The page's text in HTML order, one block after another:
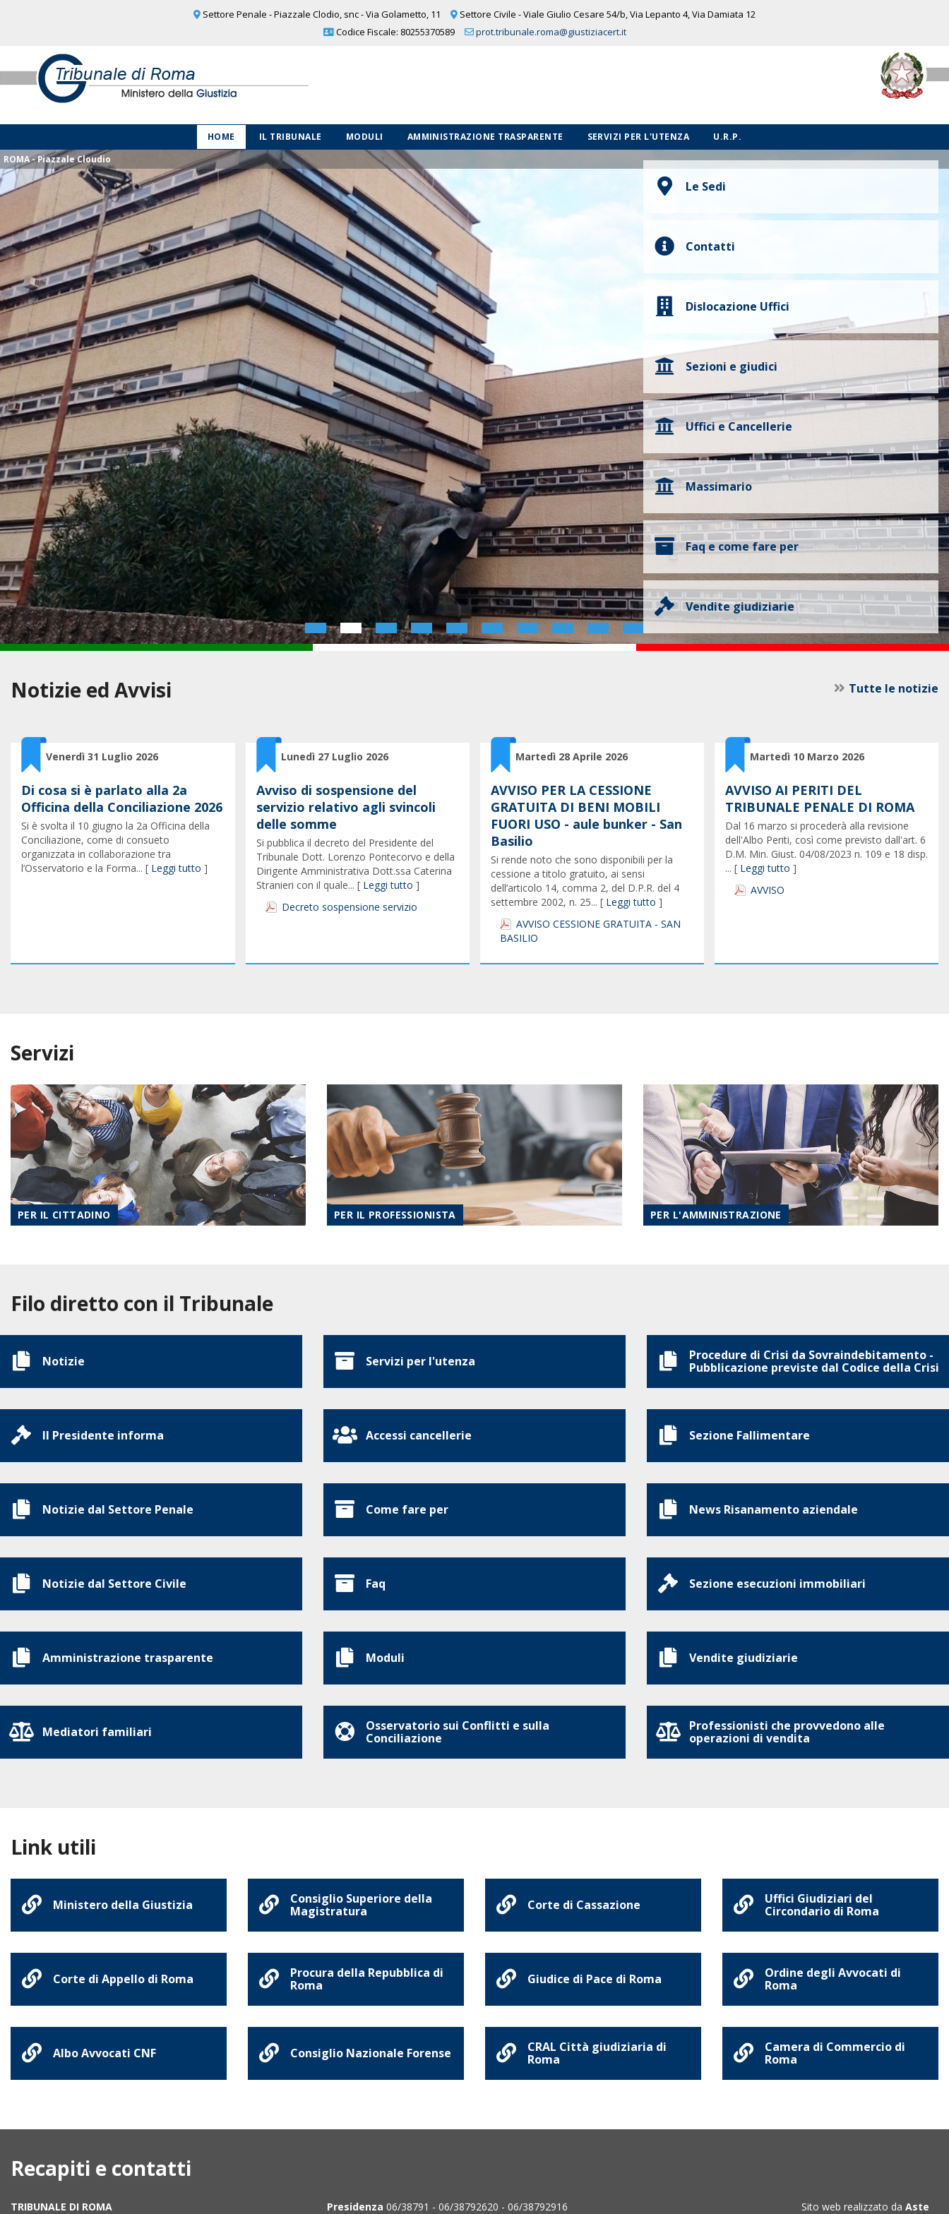
Settore Penale - Piazzale Clodio, snc - Via Golametto, 11
Settore Civile - Viale Giulio Cesare 54/b, Via Lepanto 4, Via Damiata 12
Codice Fiscale: 80255370589
prot.tribunale.roma@giustiziacert.it
HOME IL TRIBUNALE MODULI AMMINISTRAZIONE TRASPARENTE SERVIZI PER L'UTENZA U.R.P.
ROMA - Piazzale Cloudio
Le Sedi
Contatti
Dislocazione Uffici
Sezioni e giudici
Uffici e Cancellerie
Massimario
Faq e come fare per
Vendite giudiziarie
Notizie ed Avvisi Tutte le notizie
Venerdì 31 Luglio 2026
Di cosa si è parlato alla 2a
Officina della Conciliazione 2026
Si è svolta il 10 giugno la 2a Officina della
Conciliazione, come di consueto
organizzata in collaborazione tra
l’Osservatorio e la Forma... [ Leggi tutto ]
Lunedì 27 Luglio 2026
Avviso di sospensione del
servizio relativo agli svincoli
delle somme
Si pubblica il decreto del Presidente del
Tribunale Dott. Lorenzo Pontecorvo e della
Dirigente Amministrativa Dott.ssa Caterina
Stranieri con il quale... [ Leggi tutto ]
Decreto sospensione servizio
Martedì 28 Aprile 2026
AVVISO PER LA CESSIONE
GRATUITA DI BENI MOBILI
FUORI USO - aule bunker - San
Basilio
Si rende noto che sono disponibili per la
cessione a titolo gratuito, ai sensi
dell’articolo 14, comma 2, del D.P.R. del 4
settembre 2002, n. 25... [ Leggi tutto ]
AVVISO CESSIONE GRATUITA - SAN
BASILIO
Martedì 10 Marzo 2026
AVVISO AI PERITI DEL
TRIBUNALE PENALE DI ROMA
Dal 16 marzo si procederà alla revisione
dell'Albo Periti, così come previsto dall'art. 6
D.M. Min. Giust. 04/08/2023 n. 109 e 18 disp.
... [ Leggi tutto ]
AVVISO
Servizi
PER IL CITTADINO PER IL PROFESSIONISTA PER L'AMMINISTRAZIONE
Filo diretto con il Tribunale
Notizie Servizi per l'utenza
Procedure di Crisi da Sovraindebitamento -
Pubblicazione previste dal Codice della Crisi
Il Presidente informa Accessi cancellerie Sezione Fallimentare
Notizie dal Settore Penale Come fare per News Risanamento aziendale
Notizie dal Settore Civile Faq Sezione esecuzioni immobiliari
Amministrazione trasparente Moduli Vendite giudiziarie
Mediatori familiari
Osservatorio sui Conflitti e sulla
Conciliazione
Professionisti che provvedono alle
operazioni di vendita
Link utili
Ministero della Giustizia
Consiglio Superiore della
Magistratura
Corte di Cassazione
Uffici Giudiziari del
Circondario di Roma
Corte di Appello di Roma
Procura della Repubblica di
Roma
Giudice di Pace di Roma
Ordine degli Avvocati di
Roma
Albo Avvocati CNF Consiglio Nazionale Forense
CRAL Città giudiziaria di
Roma
Camera di Commercio di
Roma
Recapiti e contatti
TRIBUNALE DI ROMA Presidenza 06/38791 - 06/38792620 - 06/38792916 Sito web realizzato da Aste